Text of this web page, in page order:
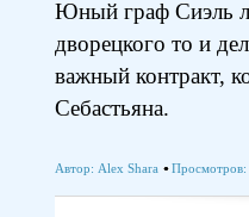
Юный граф Сиэль
дворецкого то и
важный контракт,
Себастьяна.
Автор: Alex Shara Просмотров: